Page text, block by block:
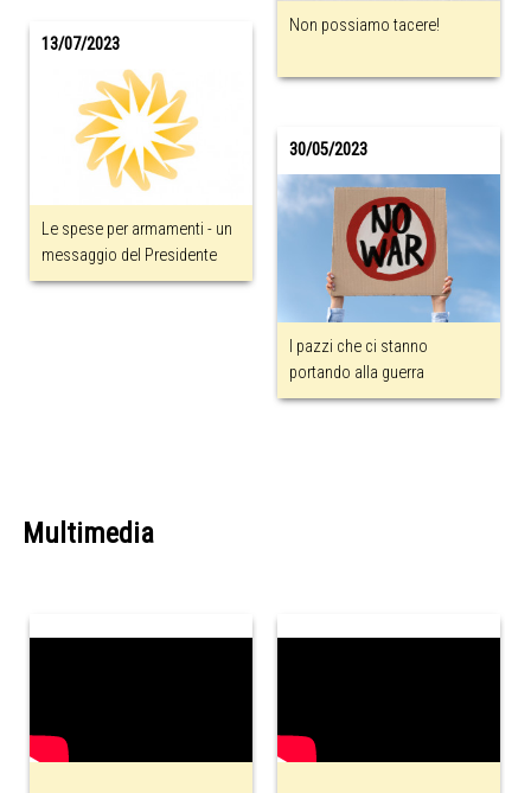
Non possiamo tacere!
13/07/2023
Le spese per armamenti - un
messaggio del Presidente
30/05/2023
I pazzi che ci stanno
portando alla guerra
Multimedia